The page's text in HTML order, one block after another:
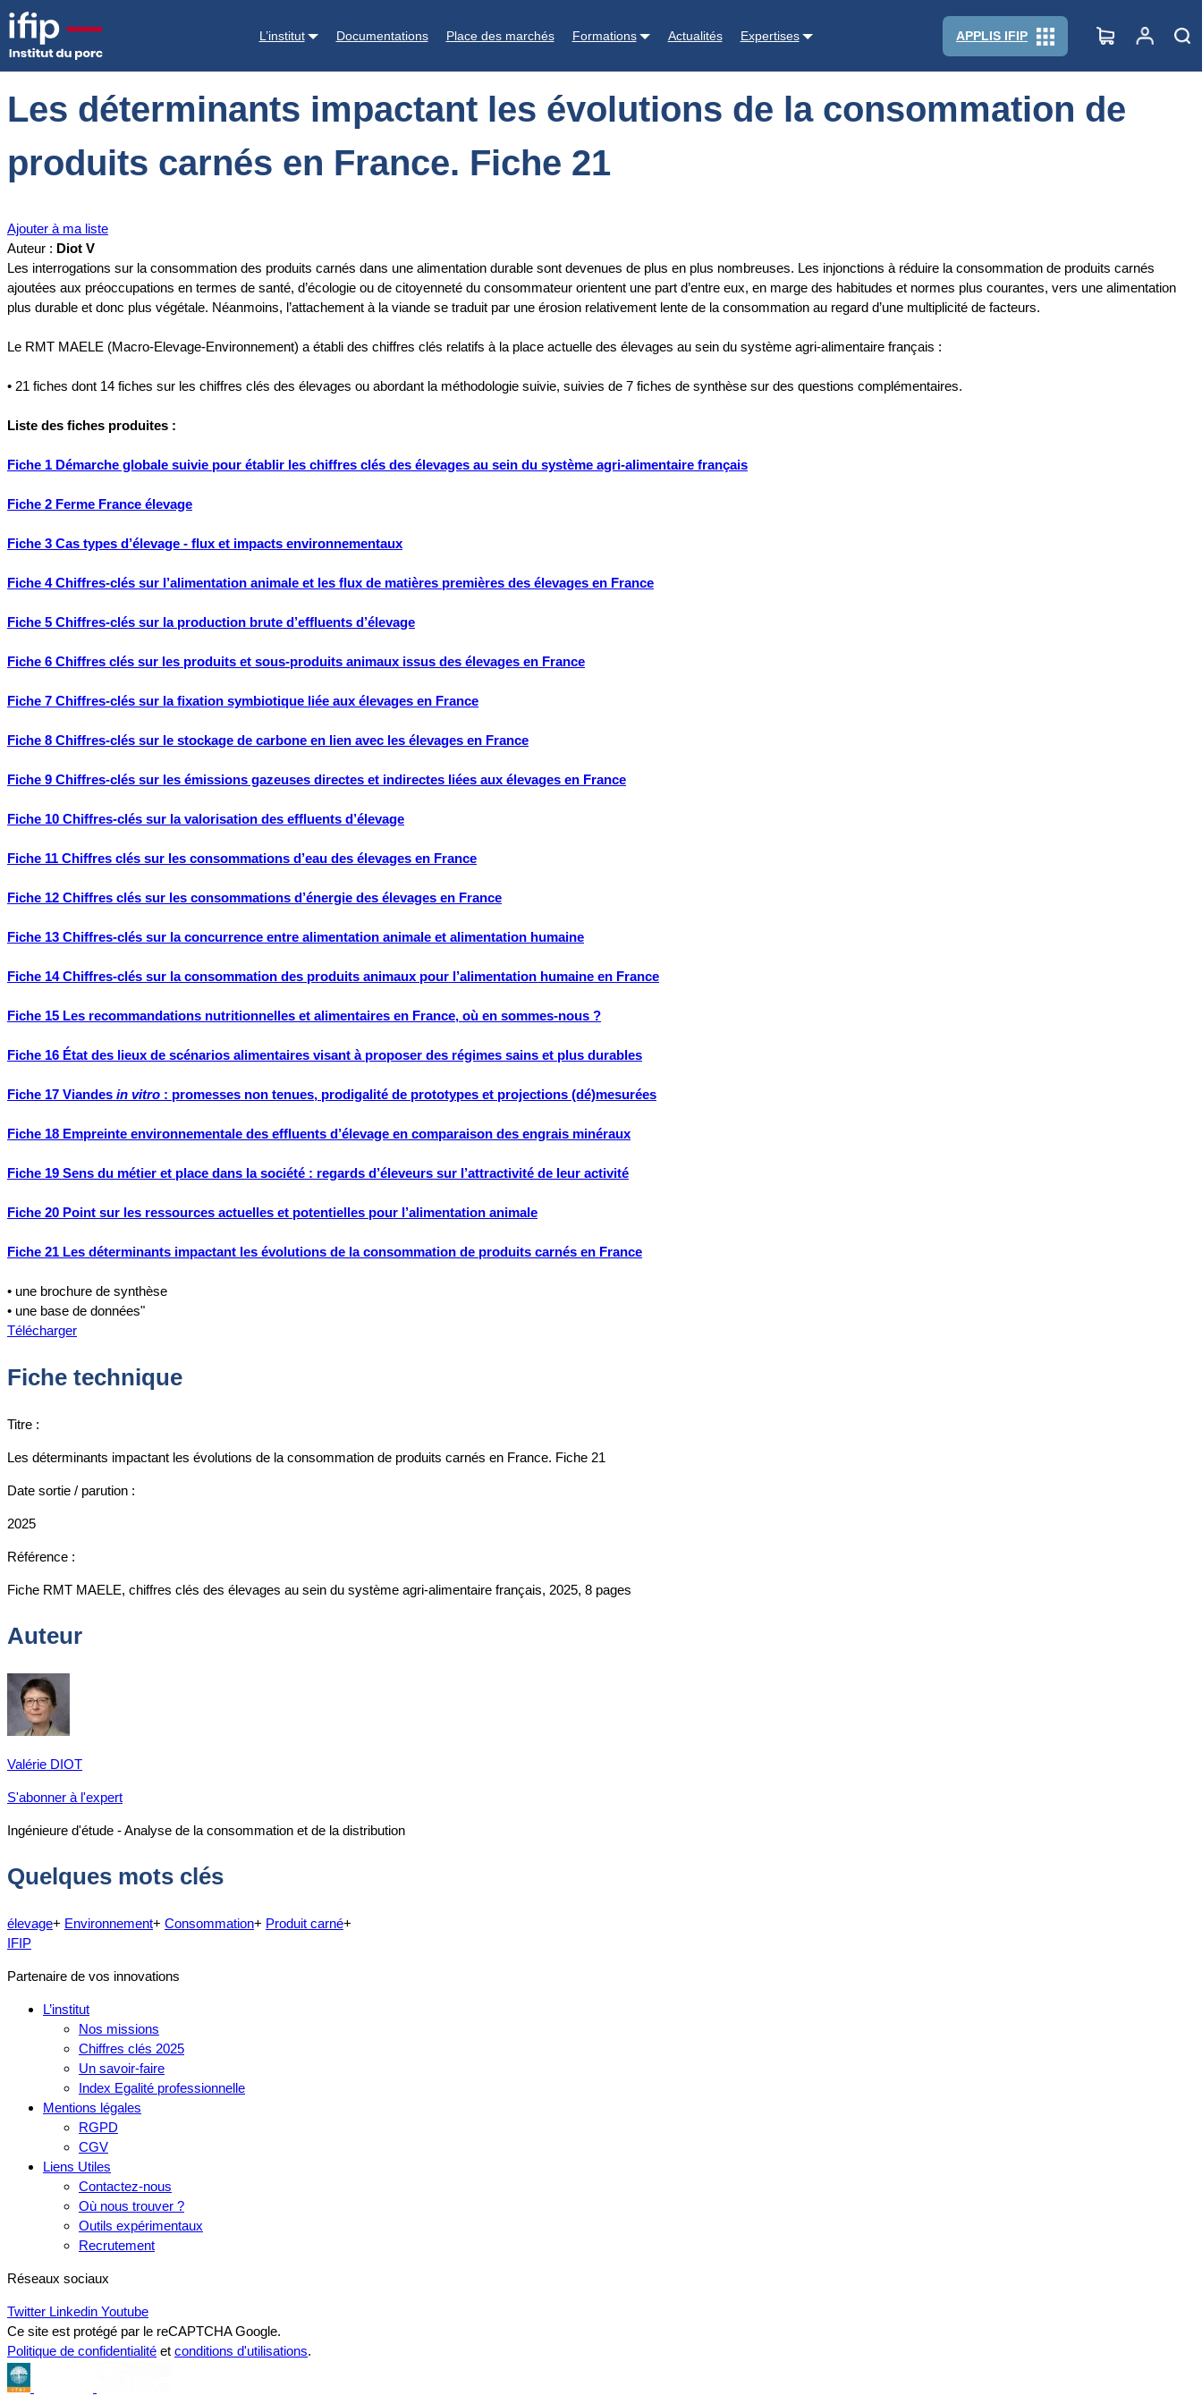
L’institut Documentations Place des marchés Formations Actualités Expertises APPLIS IFIP
Accueil Documentations
Les déterminants impactant les évolutions de la consommation de
produits carnés en France. Fiche 21
Ajouter à ma liste
Auteur : Diot V
Les interrogations sur la consommation des produits carnés dans une alimentation durable sont devenues de plus en plus nombreuses. Les injonctions à réduire la consommation de produits carnés
ajoutées aux préoccupations en termes de santé, d’écologie ou de citoyenneté du consommateur orientent une part d’entre eux, en marge des habitudes et normes plus courantes, vers une alimentation
plus durable et donc plus végétale. Néanmoins, l’attachement à la viande se traduit par une érosion relativement lente de la consommation au regard d’une multiplicité de facteurs.
Le RMT MAELE (Macro-Elevage-Environnement) a établi des chiffres clés relatifs à la place actuelle des élevages au sein du système agri-alimentaire français :
• 21 fiches dont 14 fiches sur les chiffres clés des élevages ou abordant la méthodologie suivie, suivies de 7 fiches de synthèse sur des questions complémentaires.
Liste des fiches produites :
Fiche 1 Démarche globale suivie pour établir les chiffres clés des élevages au sein du système agri-alimentaire français
Fiche 2 Ferme France élevage
Fiche 3 Cas types d’élevage - flux et impacts environnementaux
Fiche 4 Chiffres-clés sur l’alimentation animale et les flux de matières premières des élevages en France
Fiche 5 Chiffres-clés sur la production brute d’effluents d’élevage
Fiche 6 Chiffres clés sur les produits et sous-produits animaux issus des élevages en France
Fiche 7 Chiffres-clés sur la fixation symbiotique liée aux élevages en France
Fiche 8 Chiffres-clés sur le stockage de carbone en lien avec les élevages en France
Fiche 9 Chiffres-clés sur les émissions gazeuses directes et indirectes liées aux élevages en France
Fiche 10 Chiffres-clés sur la valorisation des effluents d’élevage
Fiche 11 Chiffres clés sur les consommations d’eau des élevages en France
Fiche 12 Chiffres clés sur les consommations d’énergie des élevages en France
Fiche 13 Chiffres-clés sur la concurrence entre alimentation animale et alimentation humaine
Fiche 14 Chiffres-clés sur la consommation des produits animaux pour l’alimentation humaine en France
Fiche 15 Les recommandations nutritionnelles et alimentaires en France, où en sommes-nous ?
Fiche 16 État des lieux de scénarios alimentaires visant à proposer des régimes sains et plus durables
Fiche 17 Viandes in vitro : promesses non tenues, prodigalité de prototypes et projections (dé)mesurées
Fiche 18 Empreinte environnementale des effluents d’élevage en comparaison des engrais minéraux
Fiche 19 Sens du métier et place dans la société : regards d’éleveurs sur l’attractivité de leur activité
Fiche 20 Point sur les ressources actuelles et potentielles pour l’alimentation animale
Fiche 21 Les déterminants impactant les évolutions de la consommation de produits carnés en France
• une brochure de synthèse
• une base de données"
Télécharger
Fiche technique
Titre :
Les déterminants impactant les évolutions de la consommation de produits carnés en France. Fiche 21
Date sortie / parution :
2025
Référence :
Fiche RMT MAELE, chiffres clés des élevages au sein du système agri-alimentaire français, 2025, 8 pages
Auteur
Valérie DIOT
S'abonner à l'expert
Ingénieure d'étude - Analyse de la consommation et de la distribution
Quelques mots clés
élevage+ Environnement+ Consommation+ Produit carné+
IFIP
Partenaire de vos innovations
L’institut
Nos missions
Chiffres clés 2025
Un savoir-faire
Index Egalité professionnelle
Mentions légales
RGPD
CGV
Liens Utiles
Contactez-nous
Où nous trouver ?
Outils expérimentaux
Recrutement
Réseaux sociaux
Twitter Linkedin Youtube
Ce site est protégé par le reCAPTCHA Google.
Politique de confidentialité et conditions d'utilisations.